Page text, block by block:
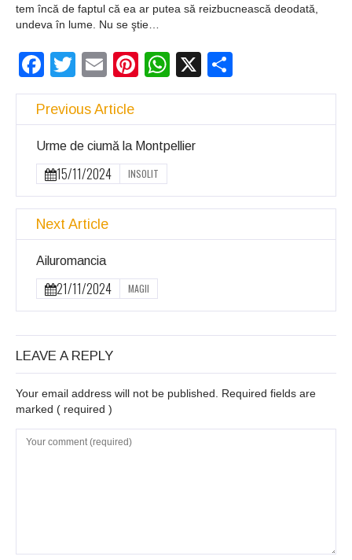
tem încă de faptul că ea ar putea să reizbucnească deodată,
undeva în lume. Nu se ştie…
Facebook
Twitter
EmailPinterest
WhatsApp
X
Previous Article
Urme de ciumă la Montpellier
15/11/2024 INSOLIT
Next Article
Ailuromancia
21/11/2024 MAGII
LEAVE A REPLY
Your email address will not be published. Required fields are
marked ( required )